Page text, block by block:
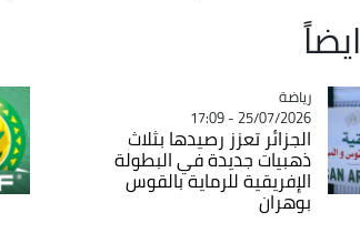
Catégorie
رياضة
25/07/2026 - 17:09
الجزائر تعزز رصيدها بثلاث
ذهبيات جديدة في البطولة
الإفريقية للرماية بالقوس
بوهران